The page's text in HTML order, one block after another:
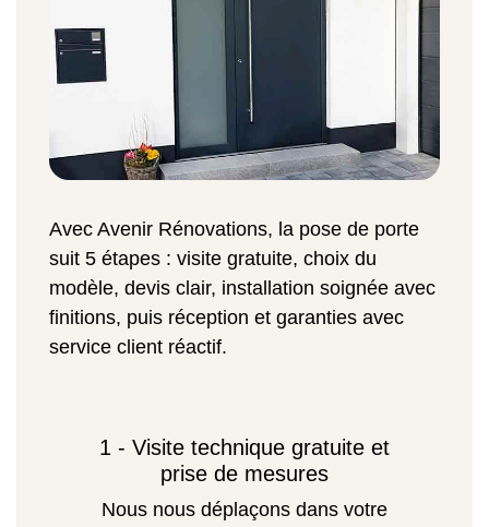
Avec Avenir Rénovations, la pose de porte
suit 5 étapes : visite gratuite, choix du
modèle, devis clair, installation soignée avec
finitions, puis réception et garanties avec
service client réactif.
1 - Visite technique gratuite et
prise de mesures
Nous nous déplaçons dans votre